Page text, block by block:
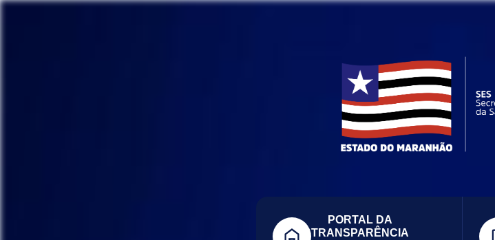
PORTAL DA
TRANSPARÊNCIA